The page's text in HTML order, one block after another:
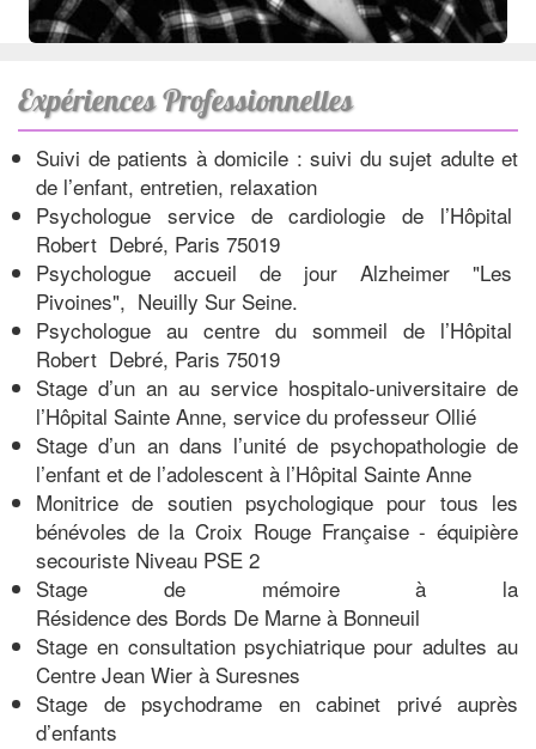
Expériences Professionnelles
Suivi de patients à domicile : suivi du sujet adulte et
de l’enfant, entretien, relaxation
Psychologue service de cardiologie de l’Hôpital
Robert Debré, Paris 75019
Psychologue accueil de jour Alzheimer "Les
Pivoines", Neuilly Sur Seine.
Psychologue au centre du sommeil de l’Hôpital
Robert Debré, Paris 75019
Stage d’un an au service hospitalo-universitaire de
l’Hôpital Sainte Anne, service du professeur Ollié
Stage d’un an dans l’unité de psychopathologie de
l’enfant et de l’adolescent à l’Hôpital Sainte Anne
Monitrice de soutien psychologique pour tous les
bénévoles de la Croix Rouge Française - équipière
secouriste Niveau PSE 2
Stage de mémoire à la
Résidence des Bords De Marne à Bonneuil
Stage en consultation psychiatrique pour adultes au
Centre Jean Wier à Suresnes
Stage de psychodrame en cabinet privé auprès
d’enfants